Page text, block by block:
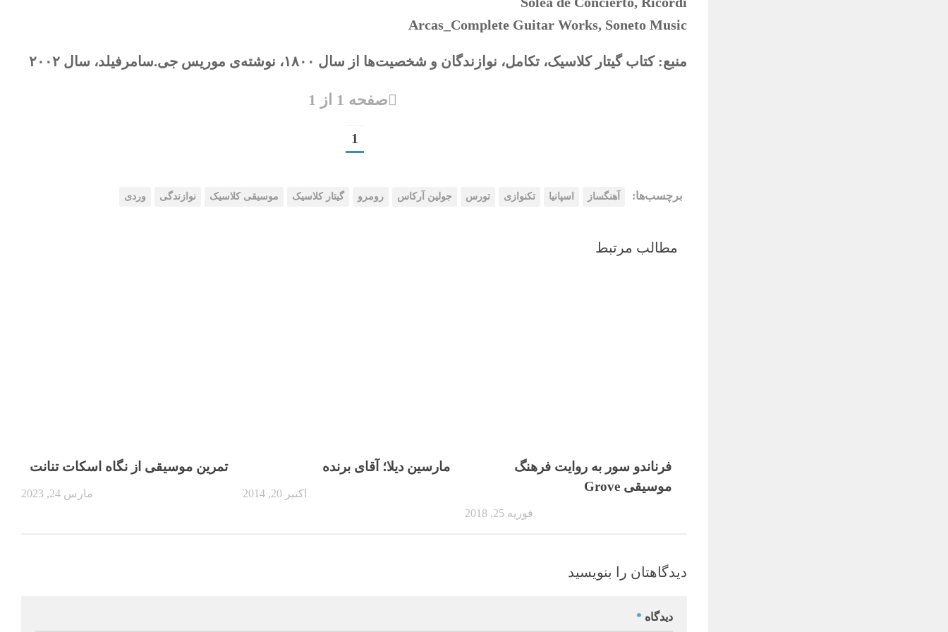
Arcas_Complete Guitar Works, Soneto Music
منبع: کتاب گیتار کلاسیک، تکامل، نوازندگان و شخصیت‌ها از سال ۱۸۰۰، نوشته‌ی موریس جی.سامرفیلد، سال ۲۰۰۲
صفحه 1 از 1
1
برچسب‌ها: آهنگساز اسپانیا تکنوازی تورس جولین آرکاس رومرو گیتار کلاسیک موسیقی کلاسیک نوازندگی وردی
مطالب مرتبط
تمرین موسیقی از نگاه اسکات تنانت
مارس 24, 2023
مارسین دیلا؛ آقای برنده
اکتبر 20, 2014
فرناندو سور به روایت فرهنگ
موسیقی Grove
فوریه 25, 2018
دیدگاهتان را بنویسید
دیدگاه *